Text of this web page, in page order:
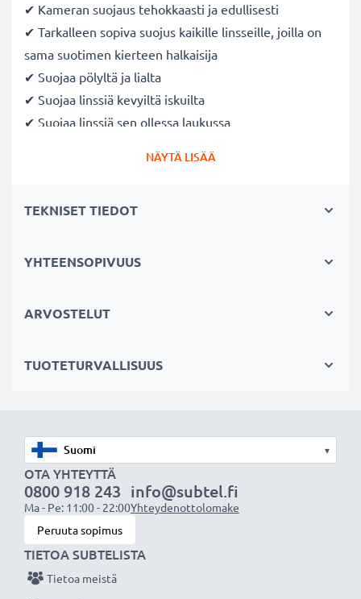
✔ Kameran suojaus tehokkaasti ja edullisesti
✔ Tarkalleen sopiva suojus kaikille linsseille, joilla on
sama suotimen kierteen halkaisija
✔ Suojaa pölyltä ja lialta
✔ Suojaa linssiä kevyiltä iskuilta
✔ Suojaa linssiä sen ollessa laukussa
kiinnityssovittimella ja sisäkahvalla
Valmistaja: CELLONIC
Olemme vuonna 2004 perustettu kansainvälinen
verkkokauppa, joka tarjoaa laadukkaita tuotteita, ja
siksi tarjoamme 36 kuukauden takuun!
NÄYTÄ LISÄÄ
TEKNISET TIEDOT
YHTEENSOPIVUUS
ARVOSTELUT
TUOTETURVALLISUUS
▾
OTA YHTEYTTÄ
0800 918 243
Ma - Pe: 11:00 - 22:00
info@subtel.fi
Yhteydenottolomake
Peruuta sopimus
TIETOA SUBTELISTA
Tietoa meistä